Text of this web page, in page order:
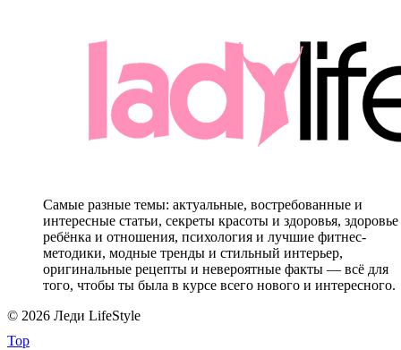
Самые разные темы: актуальные, востребованные и
интересные статьи, секреты красоты и здоровья, здоровье
ребёнка и отношения, психология и лучшие фитнес-
методики, модные тренды и стильный интерьер,
оригинальные рецепты и невероятные факты — всё для
того, чтобы ты была в курсе всего нового и интересного.
© 2026 Леди LifeStyle
Top